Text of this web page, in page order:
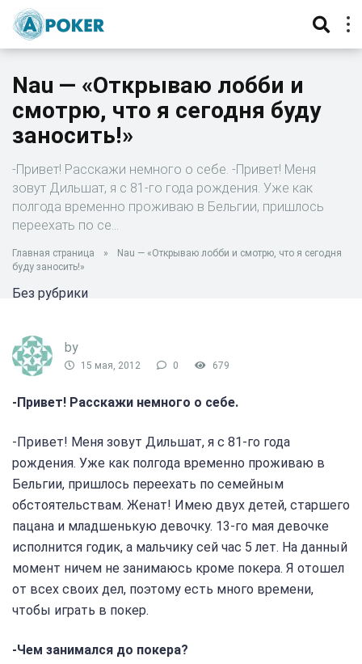
Nau — «Открываю лобби и
смотрю, что я сегодня буду
заносить!»
-Привет! Расскажи немного о себе. -Привет! Меня
зовут Дильшат, я с 81-го года рождения. Уже как
полгода временно проживаю в Бельгии, пришлось
переехать по се…
Главная страница »
Nau — «Открываю лобби и смотрю, что я сегодня
буду заносить!»
Без рубрики
by
15 мая, 2012 0 679
-Привет! Расскажи немного о себе.
-Привет! Меня зовут Дильшат, я с 81-го года
рождения. Уже как полгода временно проживаю в
Бельгии, пришлось переехать по семейным
обстоятельствам. Женат! Имею двух детей, старшего
пацана и младшенькую девочку. 13-го мая девочке
исполнится годик, а мальчику сей час 5 лет. На данный
момент ничем не занимаюсь кроме покера. Я отошел
от всех своих дел, поэтому есть много времени,
чтобы играть в покер.
-Чем занимался до покера?